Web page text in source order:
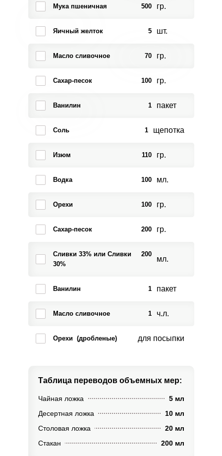
Мука пшеничная 500 гр.
Яичный желток 5 шт.
Масло сливочное 70 гр.
Сахар-песок 100 гр.
Ванилин 1 пакет
Соль 1 щепотка
Изюм 110 гр.
Водка 100 мл.
Орехи 100 гр.
Сахар-песок 200 гр.
Сливки 33% или Сливки
30%
200
мл.
Ванилин 1 пакет
Масло сливочное 1 ч.л.
Орехи (дробленые) для посыпки
Таблица переводов объемных мер:
Чайная ложка
5 мл
Десертная ложка
10 мл
Столовая ложка
20 мл
Стакан
200 мл